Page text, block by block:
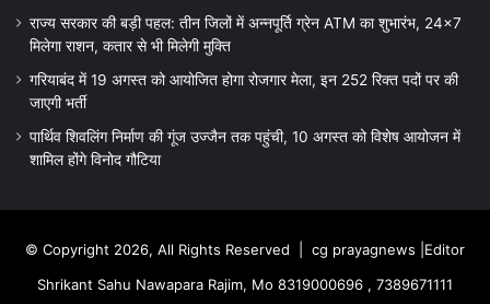
राज्य सरकार की बड़ी पहल: तीन जिलों में अन्नपूर्ति ग्रेन ATM का शुभारंभ, 24×7
मिलेगा राशन, कतार से भी मिलेगी मुक्ति
गरियाबंद में 19 अगस्त को आयोजित होगा रोजगार मेला, इन 252 रिक्त पदों पर की
जाएगी भर्ती
पार्थिव शिवलिंग निर्माण की गूंज उज्जैन तक पहुंची, 10 अगस्त को विशेष आयोजन में
शामिल होंगे विनोद गौटिया
© Copyright 2026, All Rights Reserved | cg prayagnews |Editor
Shrikant Sahu Nawapara Rajim, Mo 8319000696 , 7389671111